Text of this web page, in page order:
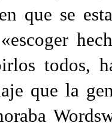
que se
todos,
que la